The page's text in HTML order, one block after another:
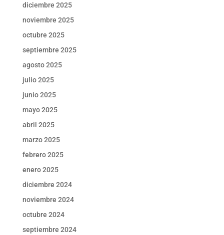
diciembre 2025
noviembre 2025
octubre 2025
septiembre 2025
agosto 2025
julio 2025
junio 2025
mayo 2025
abril 2025
marzo 2025
febrero 2025
enero 2025
diciembre 2024
noviembre 2024
octubre 2024
septiembre 2024